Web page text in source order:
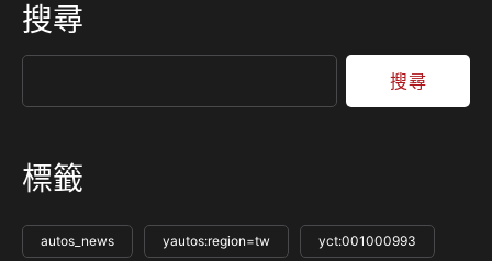
搜尋
搜尋
標籤
autos_news yautos:region=tw yct:001000993